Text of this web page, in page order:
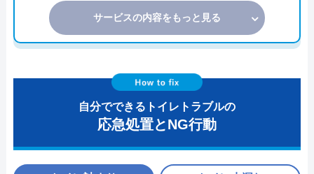
サービスの内容をもっと見る
自分でできるトイレトラブルの
応急処置とNG行動